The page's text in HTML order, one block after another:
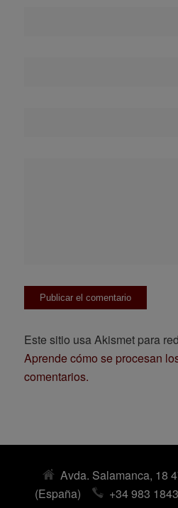
Este sitio usa Akismet para
Aprende cómo se procesan
comentarios.
Avda. Salamanca, 18
(España)
+34 983